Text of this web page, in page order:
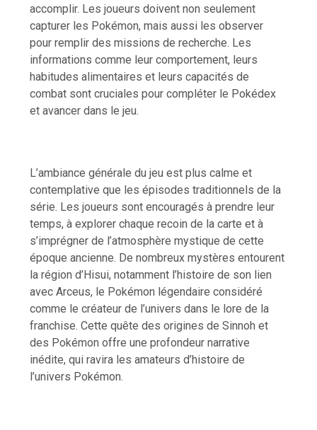
accomplir. Les joueurs doivent non seulement
capturer les Pokémon, mais aussi les observer
pour remplir des missions de recherche. Les
informations comme leur comportement, leurs
habitudes alimentaires et leurs capacités de
combat sont cruciales pour compléter le Pokédex
et avancer dans le jeu.
L’ambiance générale du jeu est plus calme et
contemplative que les épisodes traditionnels de la
série. Les joueurs sont encouragés à prendre leur
temps, à explorer chaque recoin de la carte et à
s’imprégner de l’atmosphère mystique de cette
époque ancienne. De nombreux mystères entourent
la région d’Hisui, notamment l’histoire de son lien
avec Arceus, le Pokémon légendaire considéré
comme le créateur de l’univers dans le lore de la
franchise. Cette quête des origines de Sinnoh et
des Pokémon offre une profondeur narrative
inédite, qui ravira les amateurs d’histoire de
l’univers Pokémon.